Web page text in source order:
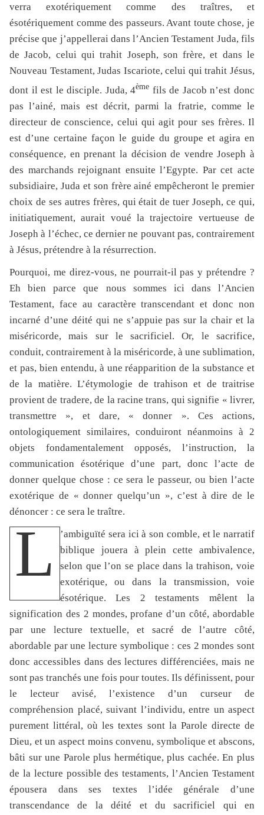
verra exotériquement comme des traîtres, et
ésotériquement comme des passeurs. Avant toute chose, je
précise que j’appellerai dans l’Ancien Testament Juda, fils
de Jacob, celui qui trahit Joseph, son frère, et dans le
Nouveau Testament, Judas Iscariote, celui qui trahit Jésus,
dont il est le disciple. Juda, 4ème fils de Jacob n’est donc
pas l’ainé, mais est décrit, parmi la fratrie, comme le
directeur de conscience, celui qui agit pour ses frères. Il
est d’une certaine façon le guide du groupe et agira en
conséquence, en prenant la décision de vendre Joseph à
des marchands rejoignant ensuite l’Egypte. Par cet acte
subsidiaire, Juda et son frère ainé empêcheront le premier
choix de ses autres frères, qui était de tuer Joseph, ce qui,
initiatiquement, aurait voué la trajectoire vertueuse de
Joseph à l’échec, ce dernier ne pouvant pas, contrairement
à Jésus, prétendre à la résurrection.
Pourquoi, me direz-vous, ne pourrait-il pas y prétendre ?
Eh bien parce que nous sommes ici dans l’Ancien
Testament, face au caractère transcendant et donc non
incarné d’une déité qui ne s’appuie pas sur la chair et la
miséricorde, mais sur le sacrificiel. Or, le sacrifice,
conduit, contrairement à la miséricorde, à une sublimation,
et pas, bien entendu, à une réapparition de la substance et
de la matière. L’étymologie de trahison et de traitrise
provient de tradere, de la racine trans, qui signifie « livrer,
transmettre », et dare, « donner ». Ces actions,
ontologiquement similaires, conduiront néanmoins à 2
objets fondamentalement opposés, l’instruction, la
communication ésotérique d’une part, donc l’acte de
donner quelque chose : ce sera le passeur, ou bien l’acte
exotérique de « donner quelqu’un », c’est à dire de le
dénoncer : ce sera le traître.
L
’ambiguïté sera ici à son comble, et le narratif
biblique jouera à plein cette ambivalence,
selon que l’on se place dans la trahison, voie
exotérique, ou dans la transmission, voie
ésotérique. Les 2 testaments mêlent la
signification des 2 mondes, profane d’un côté, abordable
par une lecture textuelle, et sacré de l’autre côté,
abordable par une lecture symbolique : ces 2 mondes sont
donc accessibles dans des lectures différenciées, mais ne
sont pas tranchés une fois pour toutes. Ils définissent, pour
le lecteur avisé, l’existence d’un curseur de
compréhension placé, suivant l’individu, entre un aspect
purement littéral, où les textes sont la Parole directe de
Dieu, et un aspect moins convenu, symbolique et abscons,
bâti sur une Parole plus hermétique, plus cachée. En plus
de la lecture possible des testaments, l’Ancien Testament
épousera dans ses textes l’idée générale d’une
transcendance de la déité et du sacrificiel qui en